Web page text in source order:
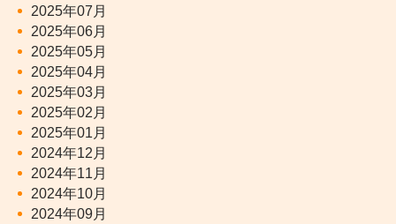
2025年07月
2025年06月
2025年05月
2025年04月
2025年03月
2025年02月
2025年01月
2024年12月
2024年11月
2024年10月
2024年09月